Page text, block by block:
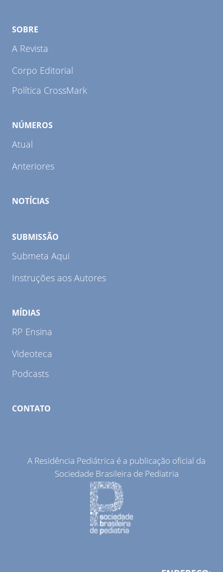
SOBRE
A Revista
Corpo Editorial
Política CrossMark
NÚMEROS
Atual
Anteriores
NOTÍCIAS
SUBMISSÃO
Submeta Aqui
Instruções aos Autores
MÍDIAS
RP Ensina
Videoteca
Podcasts
CONTATO
A Residência Pediátrica é a publicação oficial da
Sociedade Brasileira de Pediatria